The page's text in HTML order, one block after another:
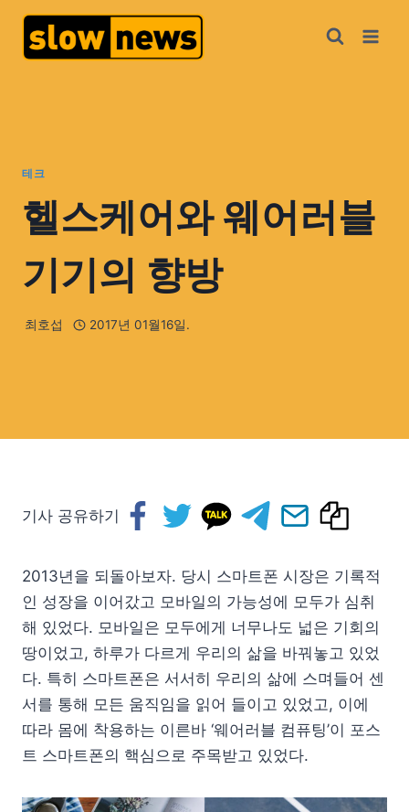
테크
헬스케어와 웨어러블
기기의 향방
최호섭 2017년 01월16일.
기사 공유하기
2013년을 되돌아보자. 당시 스마트폰 시장은 기록적
인 성장을 이어갔고 모바일의 가능성에 모두가 심취
해 있었다. 모바일은 모두에게 너무나도 넓은 기회의
땅이었고, 하루가 다르게 우리의 삶을 바꿔놓고 있었
다. 특히 스마트폰은 서서히 우리의 삶에 스며들어 센
서를 통해 모든 움직임을 읽어 들이고 있었고, 이에
따라 몸에 착용하는 이른바 ‘웨어러블 컴퓨팅’이 포스
트 스마트폰의 핵심으로 주목받고 있었다.